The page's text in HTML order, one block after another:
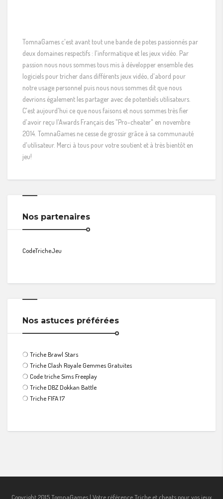
TomnaGames c'est avant tout une bande de potes passionnés par
deux domaines respectifs : l'informatique et les jeux vidéo. Par
passion nous nous sommes tous mis à développer ensemble des
logiciels pour tricher dans différents jeux vidéo, d'abord pour
notre usage personnel puis nous nous sommes dit que nous
devrions également les partager avec de potentiels utilisateurs.
C'est aujourd'hui ce que nous faisons et nous sommes très fier
d'avoir reçu l'Awards Français des "Pro-cheater" en novembre
2014. TomnaGames ne cesse de grossir grâce à sa communauté
d'utilisateur. Merci à tous pour votre soutient et à très bientôt en
jeu!
Nos partenaires
CodeTricheJeu
Nos astuces préférées
❍ Triche Brawl Stars
❍ Triche Clash Royale Gemmes Gratuites
❍ Code triche Sims Freeplay
❍ Triche DBZ Dokkan Battle
❍ Triche FIFA 17
Copyright 2015 TomnaGames | Votre référence Triche et cheats pour vos jeux